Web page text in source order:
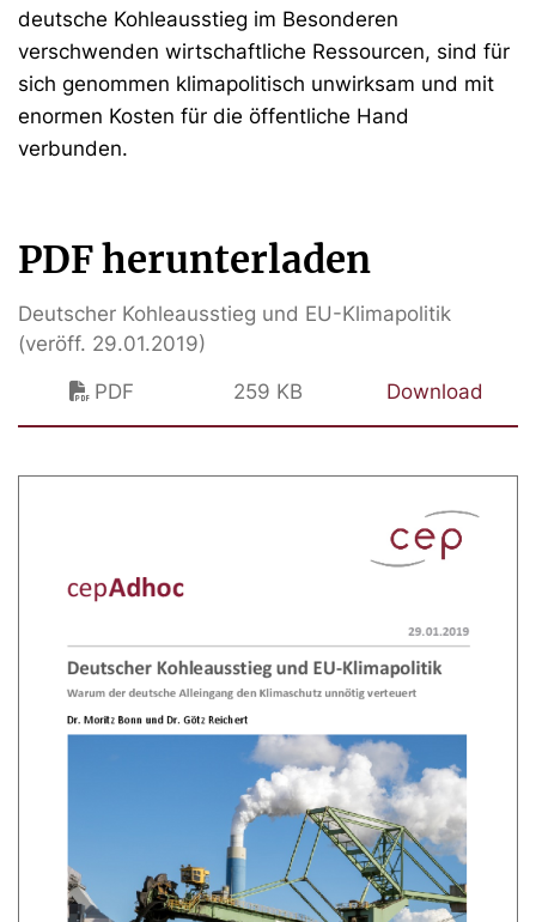
deutsche Kohleausstieg im Besonderen
verschwenden wirtschaftliche Ressourcen, sind für
sich genommen klimapolitisch unwirksam und mit
enormen Kosten für die öffentliche Hand
verbunden.
PDF herunterladen
Deutscher Kohleausstieg und EU-Klimapolitik
(veröff. 29.01.2019)
PDF
259 KB Download